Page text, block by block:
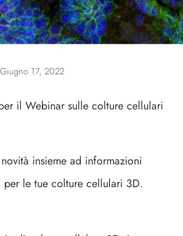
Giugno 17, 2022
il Webinar sulle colture cellulari
insieme ad informazioni
le tue colture cellulari 3D.